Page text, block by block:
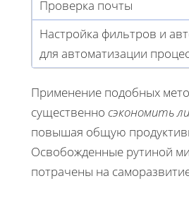
Проверка почты
Настройка фильтров и
для автоматизации
Применение подобных
существенно сэкономить
повышая общую
Освобожденные рутиной
потрачены на